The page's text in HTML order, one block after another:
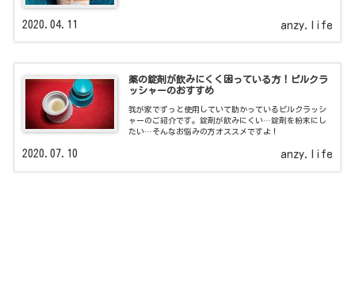
anzy.life
2020.04.11
薬の錠剤が飲みにくく困っている方！ピルクラ
ッシャーのおすすめ
我が家でずっと使用していて助かっているピルクラッシ
ャーのご紹介です。錠剤が飲みにくい…錠剤を粉末にし
たい…そんなお悩みの方オススメですよ！
anzy.life
2020.07.10